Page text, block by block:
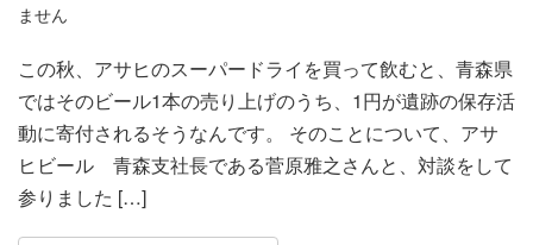
ません
この秋、アサヒのスーパードライを買って飲むと、青森県
ではそのビール1本の売り上げのうち、1円が遺跡の保存活
動に寄付されるそうなんです。 そのことについて、アサ
ヒビール 青森支社長である菅原雅之さんと、対談をして
参りました […]